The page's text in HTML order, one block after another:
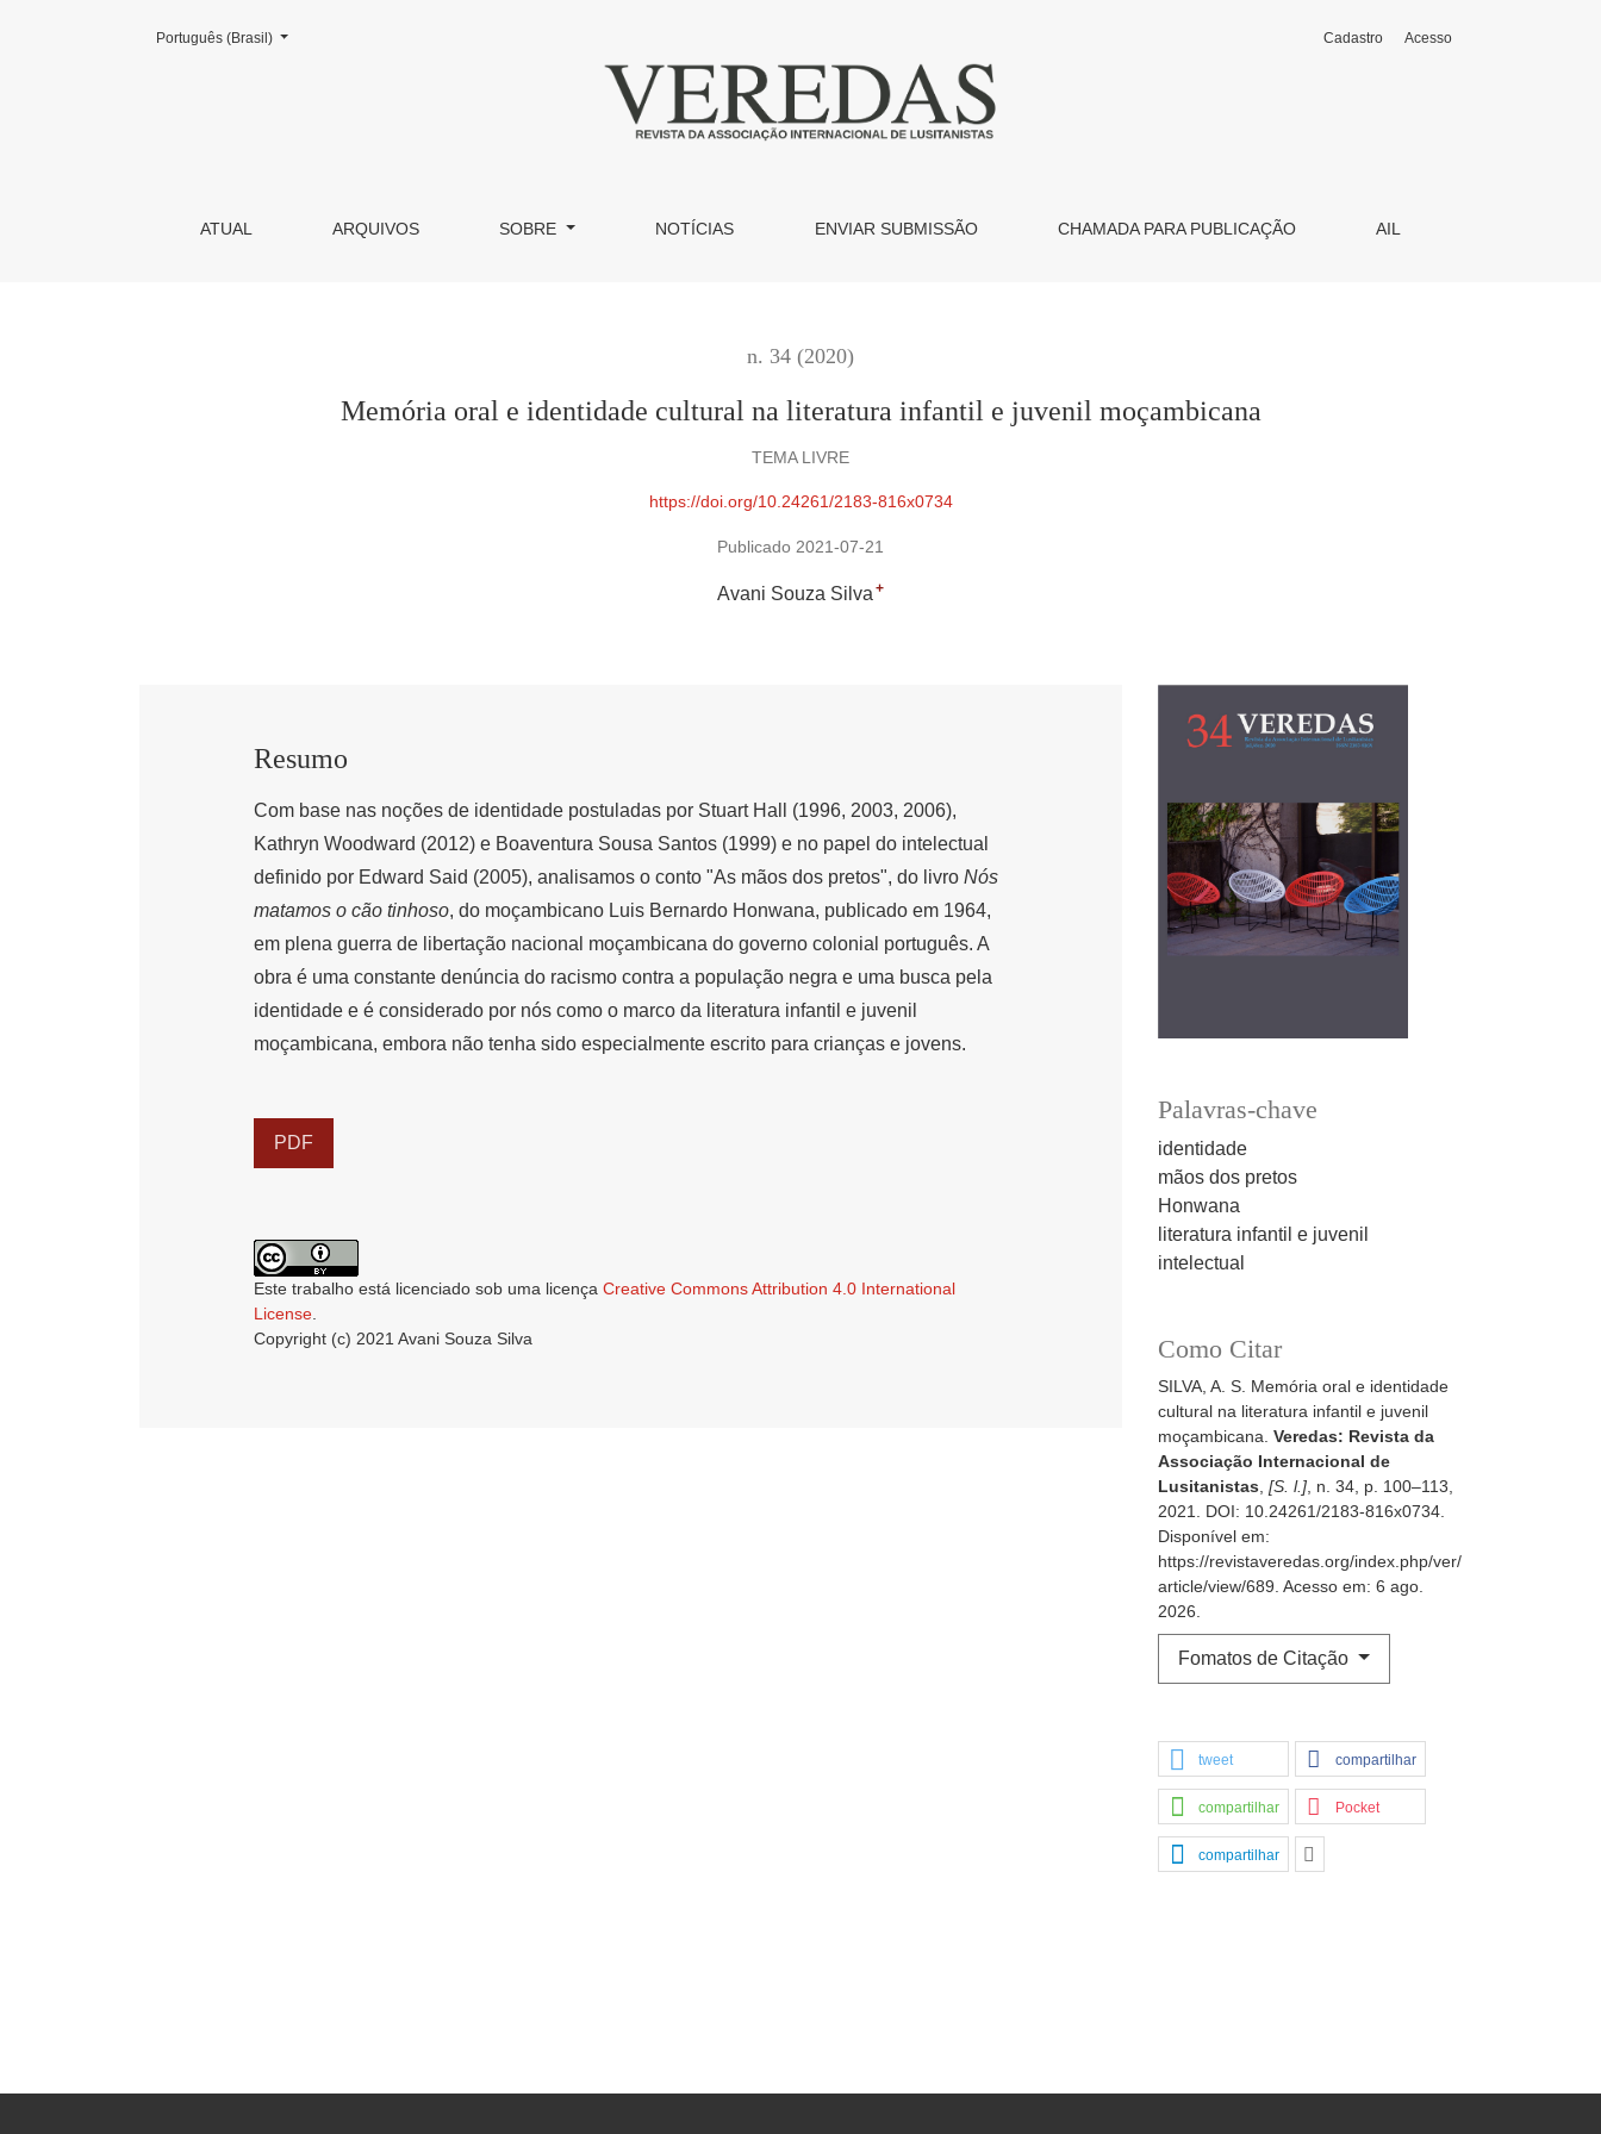
Memória oral e identidade cultural na literatura infantil e juvenil moçambicana
ATUAL ARQUIVOS SOBRE NOTÍCIAS ENVIAR SUBMISSÃO CHAMADA PARA PUBLICAÇÃO AIL
Cadastro Acesso
Mudar o idioma. O atual é:
Português (Brasil)
n. 34 (2020)
Memória oral e identidade cultural na literatura infantil e juvenil moçambicana
TEMA LIVRE
https://doi.org/10.24261/2183-816x0734
Publicado 2021-07-21
Avani Souza Silva +
Palavras-chave
identidade
mãos dos pretos
Honwana
literatura infantil e juvenil
intelectual
Como Citar
SILVA, A. S. Memória oral e identidade
cultural na literatura infantil e juvenil
moçambicana. Veredas: Revista da
Associação Internacional de
Lusitanistas [S. l.] , n. 34, p. 100–113,
2021. DOI: 10.24261/2183-816x0734.
Disponível em:
https://revistaveredas.org/index.php/ver/
article/view/689. Acesso em: 6 ago.
2026.
Fomatos de Citação
tweet compartilhar
compartilhar Pocket
compartilhar
Resumo
Com base nas noções de identidade postuladas por Stuart Hall (1996, 2003, 2006),
Kathryn Woodward (2012) e Boaventura Sousa Santos (1999) e no papel do intelectual
definido por Edward Said (2005), analisamos o conto "As mãos dos pretos", do livro Nós
matamos o cão tinhoso, do moçambicano Luis Bernardo Honwana, publicado em 1964,
em plena guerra de libertação nacional moçambicana do governo colonial português. A
obra é uma constante denúncia do racismo contra a população negra e uma busca pela
identidade e é considerado por nós como o marco da literatura infantil e juvenil
moçambicana, embora não tenha sido especialmente escrito para crianças e jovens.
PDF
Este trabalho está licenciado sob uma licença Creative Commons Attribution 4.0 International
License
Copyright (c) 2021 Avani Souza Silva